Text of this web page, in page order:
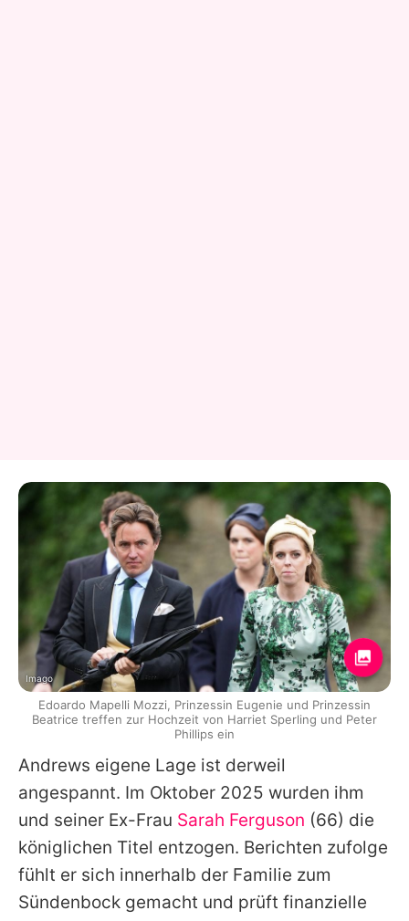
Andrews eigene Lage ist derweil
angespannt. Im Oktober 2025 wurden ihm
und seiner Ex-Frau Sarah Ferguson (66) die
königlichen Titel entzogen. Berichten zufolge
fühlt er sich innerhalb der Familie zum
Sündenbock gemacht und prüft finanzielle
Imago
Edoardo Mapelli Mozzi, Prinzessin Eugenie und Prinzessin
Beatrice treffen zur Hochzeit von Harriet Sperling und Peter
Phillips ein